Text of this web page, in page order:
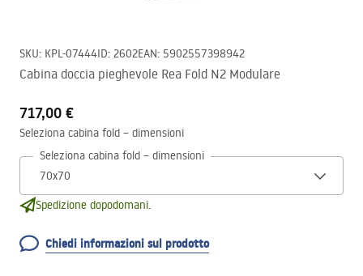
SKU: KPL-07444ID: 2602EAN: 5902557398942
Cabina doccia pieghevole Rea Fold N2 Modulare
717,00 €
Seleziona cabina fold – dimensioni
Seleziona cabina fold – dimensioni
Spedizione dopodomani.
Chiedi informazioni sul prodotto